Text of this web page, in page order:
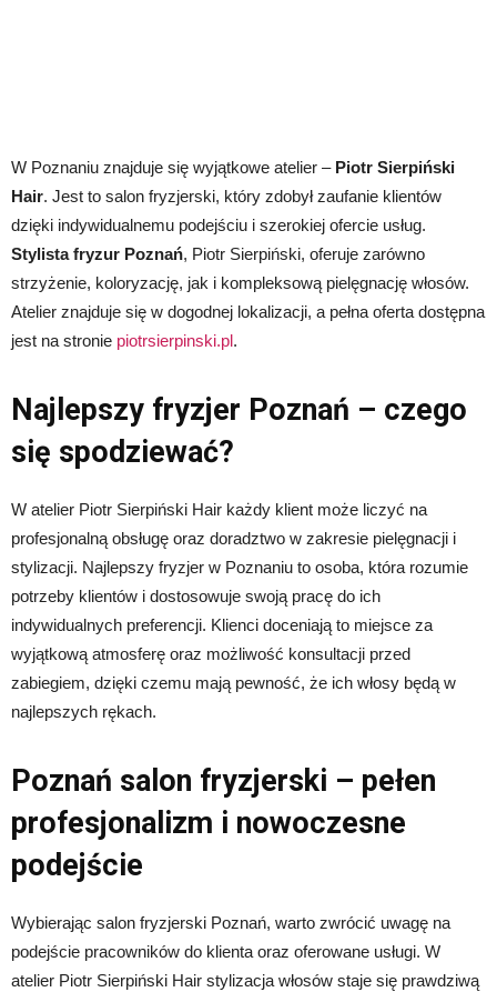
W Poznaniu znajduje się wyjątkowe atelier – Piotr Sierpiński
Hair. Jest to salon fryzjerski, który zdobył zaufanie klientów
dzięki indywidualnemu podejściu i szerokiej ofercie usług.
Stylista fryzur Poznań, Piotr Sierpiński, oferuje zarówno
strzyżenie, koloryzację, jak i kompleksową pielęgnację włosów.
Atelier znajduje się w dogodnej lokalizacji, a pełna oferta dostępna
jest na stronie piotrsierpinski.pl.
Najlepszy fryzjer Poznań – czego
się spodziewać?
W atelier Piotr Sierpiński Hair każdy klient może liczyć na
profesjonalną obsługę oraz doradztwo w zakresie pielęgnacji i
stylizacji. Najlepszy fryzjer w Poznaniu to osoba, która rozumie
potrzeby klientów i dostosowuje swoją pracę do ich
indywidualnych preferencji. Klienci doceniają to miejsce za
wyjątkową atmosferę oraz możliwość konsultacji przed
zabiegiem, dzięki czemu mają pewność, że ich włosy będą w
najlepszych rękach.
Poznań salon fryzjerski – pełen
profesjonalizm i nowoczesne
podejście
Wybierając salon fryzjerski Poznań, warto zwrócić uwagę na
podejście pracowników do klienta oraz oferowane usługi. W
atelier Piotr Sierpiński Hair stylizacja włosów staje się prawdziwą